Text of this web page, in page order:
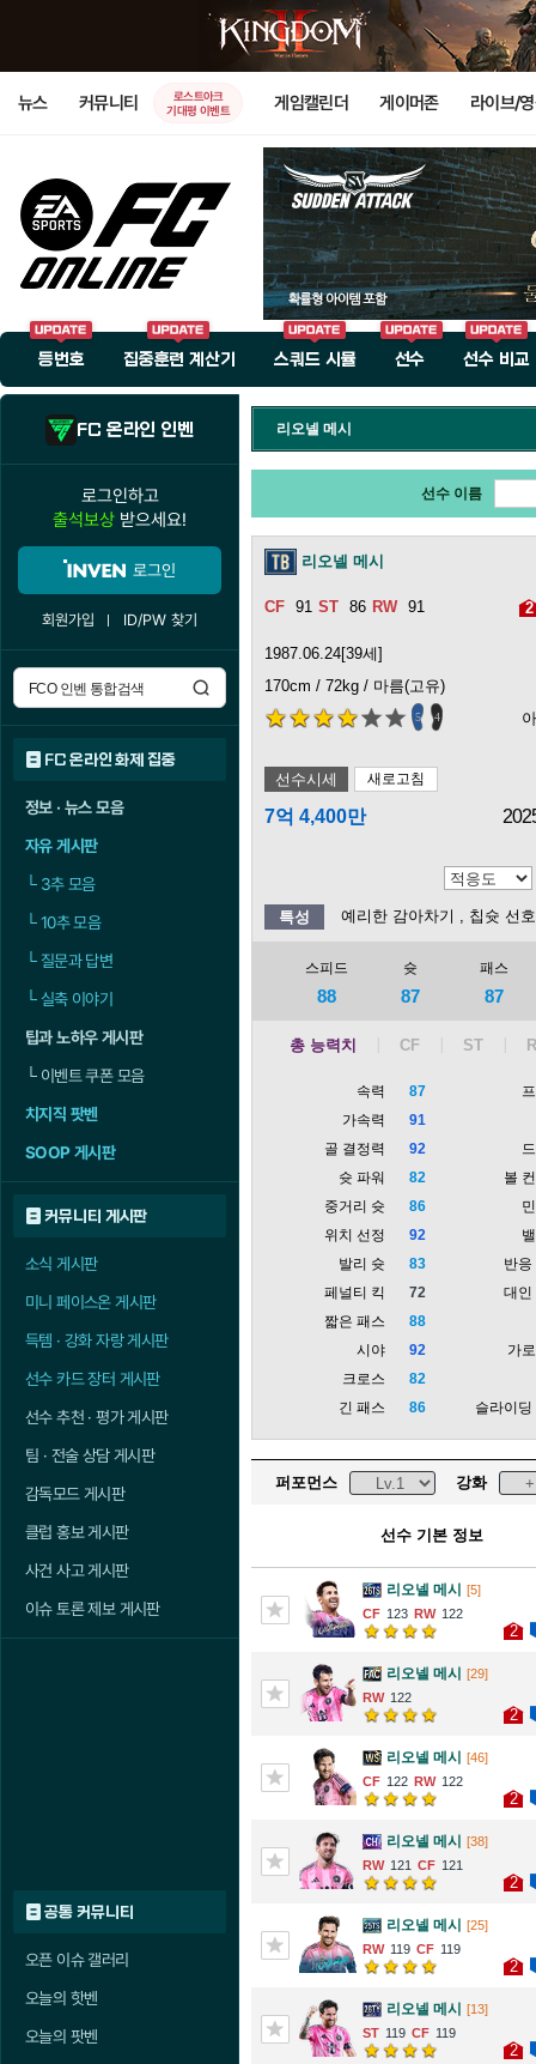
뉴스 커뮤니티
로스트아크
기대평 이벤트
게임캘린더 게이머존 라이브/
등번호 집중훈련 계산기 스쿼드 시뮬 선수 선수 비교
FC 온라인 인벤
로그인하고
출석보상 받으세요!
로그인
회원가입 ID/PW 찾기
FC 온라인 화제 집중
정보 · 뉴스 모음
자유 게시판
└3추 모음
└10추 모음
└질문과 답변
└실축 이야기
팁과 노하우 게시판
└이벤트 쿠폰 모음
치지직 팟벤
SOOP 게시판
커뮤니티 게시판
소식 게시판
미니 페이스온 게시판
득템 · 강화 자랑 게시판
선수 카드 장터 게시판
선수 추천 · 평가 게시판
팀 · 전술 상담 게시판
감독모드 게시판
클럽 홍보 게시판
사건 사고 게시판
이슈 토론 제보 게시판
공통 커뮤니티
오픈 이슈 갤러리
오늘의 핫벤
오늘의 팟벤
리오넬 메시
선수 이름
리오넬 메시
91 86 91 2
1987.06.24[39세]
170cm / 72kg / 마름(고유)
5 4
선수시세 새로고침
7억 4,400만
특성 예리한 감아차기 , 칩슛 선호
스피드
88
슛
87
패스
87
총 능력치
속력
87
가속력
91
골 결정력
92
슛 파워
82
중거리 슛
86
위치 선정
92
발리 슛
83
페널티 킥
72
짧은 패스
88
시야
92
크로스
82
긴 패스
86
볼
반응
대인
가
슬라이딩
퍼포먼스 강화
선수 기본 정보
리오넬 메시
[5]
123
122
2
리오넬 메시
[29]
122
2
리오넬 메시
[46]
122
122
2
리오넬 메시
[38]
121
121
2
리오넬 메시
[25]
119
119
2
리오넬 메시
[13]
119
119
2